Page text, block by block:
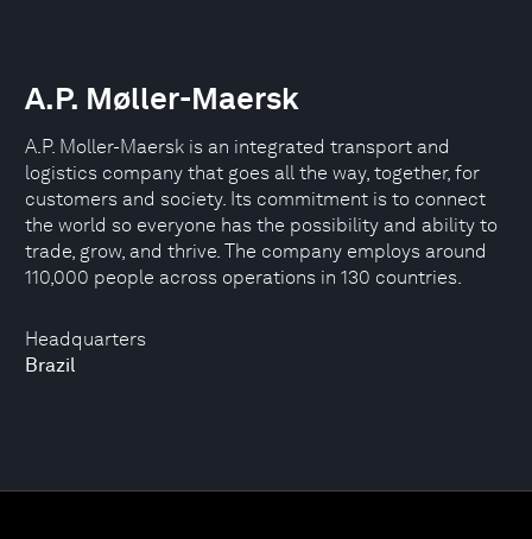
Headquarters
Brazil
A.P. Møller-Maersk
A.P. Moller-Maersk is an integrated transport and
logistics company that goes all the way, together, for
customers and society. Its commitment is to connect
the world so everyone has the possibility and ability to
trade, grow, and thrive. The company employs around
110,000 people across operations in 130 countries.